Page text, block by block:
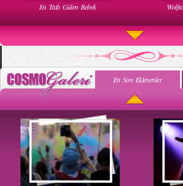
En Tatlı Gülen Bebek
Uyuyan Bebeğe Gangnam Dinletilirse Ne Olur
En Son Eklenenler